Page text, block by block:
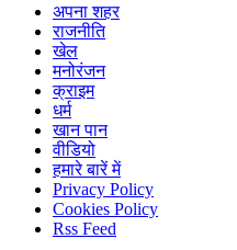
अपना शहर
राजनीति
खेल
मनोरंजन
क्राइम
धर्म
खान पान
वीडियो
हमारे बारें में
Privacy Policy
Cookies Policy
Rss Feed